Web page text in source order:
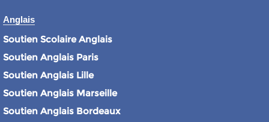
Anglais
Soutien Scolaire Anglais
Soutien Anglais Paris
Soutien Anglais Lille
Soutien Anglais Marseille
Soutien Anglais Bordeaux